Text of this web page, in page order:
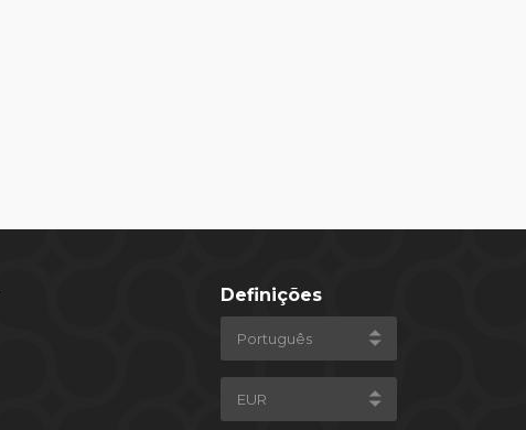
Definições